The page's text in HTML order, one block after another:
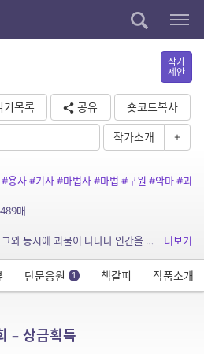
작가
제안
목록 공유
숏코드복사
작가소개 +
#용사#기사#마법사#마법 #구원 #악마#괴
매
소개: 어느날 마왕이 나타나고 그와 동시에 괴물이 나타나 인간을 공격하기 시작한다. 괴물은 늘어나고 인간은 점차 위협받기 시작한다 어느날 마왕을 물리치 7용사가 나타나 마왕의 부하들을 하...
더보기
단문응원 1 책갈피 작품소개
– 상금획득